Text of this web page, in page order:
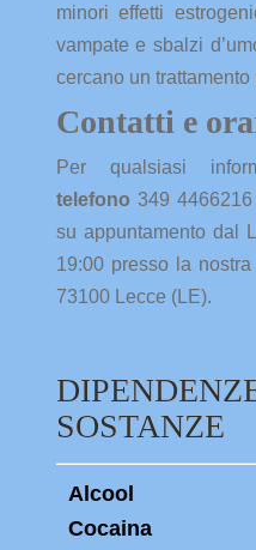
minori effetti
vampate e sbalzi
cercano un
Contatti e
Per qualsiasi
telefono 349
su appuntamento dal
19:00 presso la
73100 Lecce (LE).
SOSTANZE
Alcool
Cocaina